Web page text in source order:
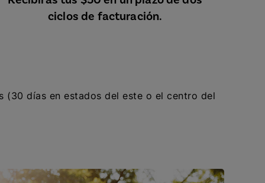
ciclos de facturación.
días en estados del este o el centro del